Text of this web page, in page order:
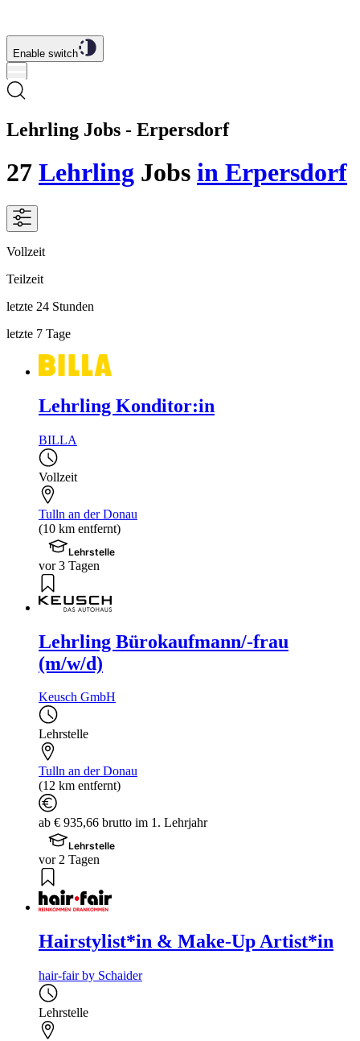
Enable switch
Lehrling Jobs - Erpersdorf
27 Lehrling Jobs in Erpersdorf
Vollzeit
Teilzeit
letzte 24 Stunden
letzte 7 Tage
Lehrling Konditor:in
BILLA
Vollzeit
Tulln an der Donau
(10 km entfernt)
Lehrstelle
vor 3 Tagen
Lehrling Bürokaufmann/-frau
(m/w/d)
Keusch GmbH
Lehrstelle
Tulln an der Donau
(12 km entfernt)
ab € 935,66 brutto im 1. Lehrjahr
Lehrstelle
vor 2 Tagen
Hairstylist*in & Make-Up Artist*in
hair-fair by Schaider
Lehrstelle